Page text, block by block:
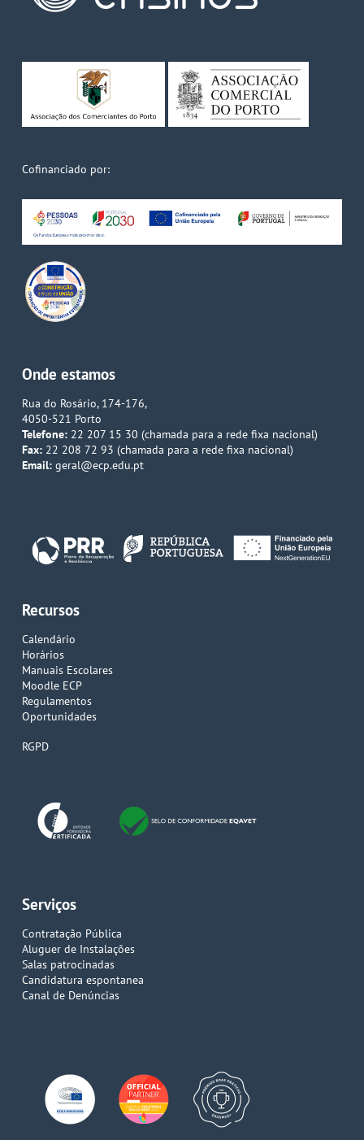
Cofinanciado por:
Onde estamos
Rua do Rosário, 174-176,
4050-521 Porto
Telefone:22 207 15 30 (chamada para a rede fixa nacional)
Fax:22 208 72 93 (chamada para a rede fixa nacional)
Email: geral@ecp.edu.pt
Recursos
Calendário
Horários
Manuais Escolares
Moodle ECP
Regulamentos
Oportunidades
RGPD
Serviços
Contratação Pública
Aluguer de Instalações
Salas patrocinadas
Candidatura espontanea
Canal de Denúncias